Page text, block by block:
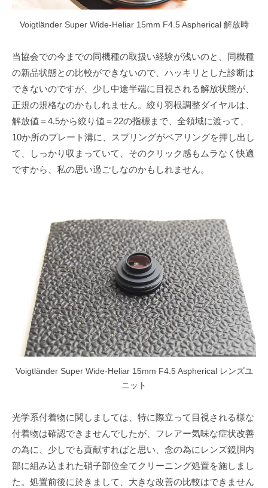
Voigtländer Super Wide-Heliar 15mm F4.5 Aspherical 解放時
当協会での今までの同機種の取扱い経験が浅いのと、同機種
の新品状態との比較ができないので、ハッキリとした診断は
できないのですが、少し中途半端に目視される解放状態が、
正規の規格なのかもしれません。絞り羽根調整ダイヤルは、
解放値＝4.5から絞り値＝22の指標まで、全領域に渡って、
10か所のプレート溝に、スプリングがベアリングを押し出し
て、しっかり収まっていて、そのクリック感もムラなく快適
ですから、私の思い過ごしなのかもしれません。
Voigtländer Super Wide-Heliar 15mm F4.5 Aspherical レンズユ
ニット
光学系付着物に関しましては、特に際立って目視される様な
付着物は確認できませんでしたが、フレアー気味な症状改善
の為に、少しでも貢献すればと思い、念の為にレンズ鏡胴内
部に組み込まれた硝子部位全てクリーニング処置を施しまし
た。処置前後に於きまして、大きな改善の比較はできません